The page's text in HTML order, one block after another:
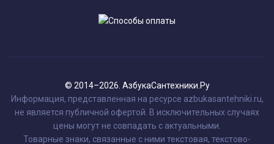
© 2014–2026. АзбукаСантехники.Ру
Информация, представленная на ресурсе azbukasantehniki.ru,
не является публичной офертой. В исключительных случаях
цены могут не совпадать с актуальными.
Товарные знаки, связанные с ними текстовая, текстово-